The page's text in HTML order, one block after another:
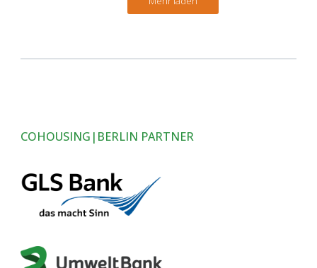
COHOUSING|BERLIN PARTNER